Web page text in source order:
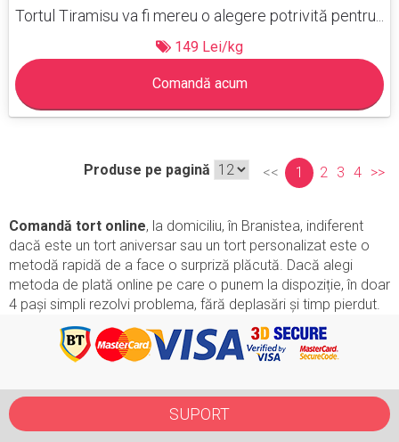
Tortul Tiramisu va fi mereu o alegere potrivită pentru...
149 Lei/kg
Comandă acum
Produse pe pagină << 1 2 3 4 >>
Comandă tort online, la domiciliu, în Branistea, indiferent
dacă este un tort aniversar sau un tort personalizat este o
metodă rapidă de a face o surpriză plăcută. Dacă alegi
metoda de plată online pe care o punem la dispoziție, în doar
4 pași simpli rezolvi problema, fără deplasări și timp pierdut.
SUPORT